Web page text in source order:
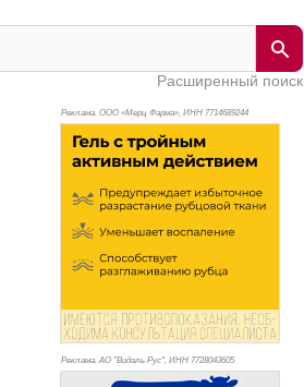
Расширенный поиск
Реклама. ООО «Мерц Фарма», ИНН 7714689244
Реклама. АО "Видаль Рус", ИНН 7728043605